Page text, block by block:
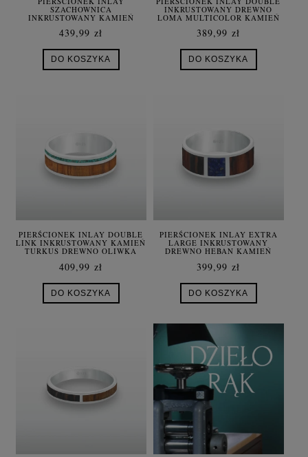
SZACHOWNICA
INKRUSTOWANY KAMIEŃ
PERŁOWA SREBRO UNISEX
439,99 zł
DO KOSZYKA
INKRUSTOWANY DREWNO
LOMA MULTICOLOR KAMIEŃ
389,99 zł
DO KOSZYKA
PIERŚCIONEK INLAY DOUBLE
LINK INKRUSTOWANY KAMIEŃ
TURKUS DREWNO OLIWKA
409,99 zł
DO KOSZYKA
PIERŚCIONEK INLAY EXTRA
LARGE INKRUSTOWANY
DREWNO HEBAN KAMIEŃ
399,99 zł
DO KOSZYKA